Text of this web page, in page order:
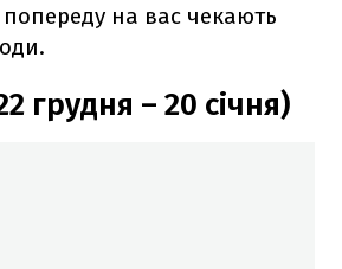
попереду на вас чекають
грудня – 20 січня)